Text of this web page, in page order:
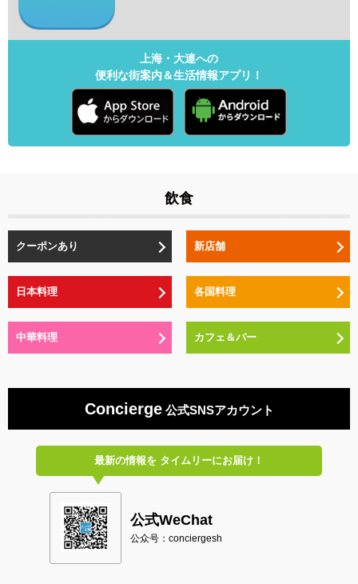
上海・大連への
便利な街案内＆生活情報アプリ！
飲食
クーポンあり 新店舗
日本料理 各国料理
中華料理 カフェ＆バー
Concierge公式SNSアカウント
最新の情報をタイムリーにお届け！
公式WeChat
公众号：conciergesh